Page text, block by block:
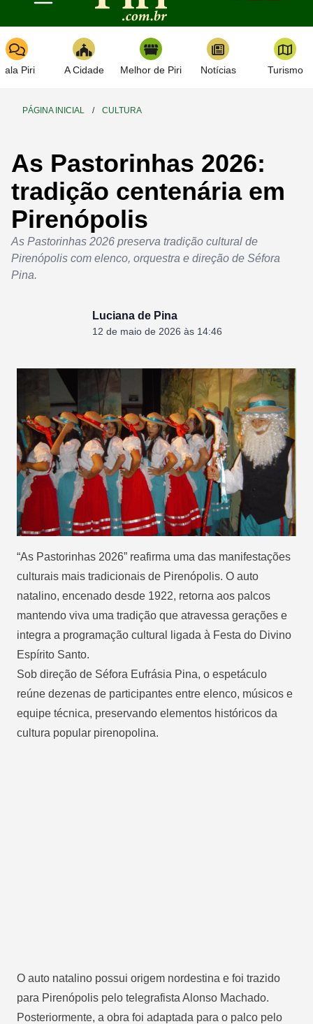
Toggle navigation
Piri A Cidade Melhor de Piri Notícias Turismo
PÁGINA INICIAL / CULTURA
As Pastorinhas 2026:
tradição centenária em
Pirenópolis
As Pastorinhas 2026 preserva tradição cultural de
Pirenópolis com elenco, orquestra e direção de Séfora
Pina.
Luciana de Pina
12 de maio de 2026 às 14:46
“As Pastorinhas 2026” reafirma uma das manifestações
culturais mais tradicionais de Pirenópolis. O auto
natalino, encenado desde 1922, retorna aos palcos
mantendo viva uma tradição que atravessa gerações e
integra a programação cultural ligada à Festa do Divino
Espírito Santo.
Sob direção de Séfora Eufrásia Pina, o espetáculo
reúne dezenas de participantes entre elenco, músicos e
equipe técnica, preservando elementos históricos da
cultura popular pirenopolina.
O auto natalino possui origem nordestina e foi trazido
para Pirenópolis pelo telegrafista Alonso Machado.
Posteriormente, a obra foi adaptada para o palco pelo